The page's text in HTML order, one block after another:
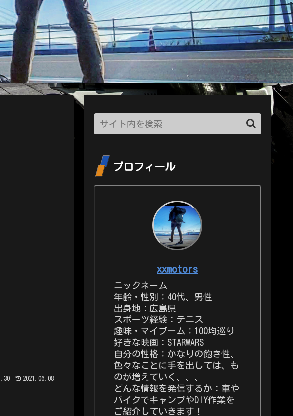
2021.06.08
プロフィール
xxmotors
ニックネーム
年齢・性別：40代、男性
出身地：広島県
スポーツ経験：テニス
趣味・マイブーム：100均巡り
好きな映画：STARWARS
自分の性格：かなりの飽き性、
色々なことに手を出しては、も
のが増えていく、、、
どんな情報を発信するか：車や
バイクでキャンプやDIY作業を
ご紹介していきます！